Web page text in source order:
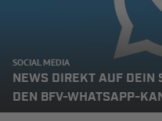
SOCIAL MEDIA
NEWS DIREKT AUF DEIN
DEN BFV-WHATSAPP-